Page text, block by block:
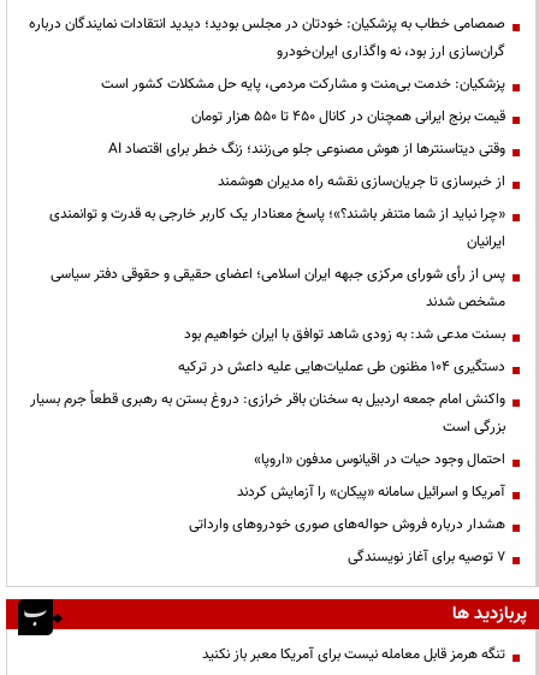
صمصامی خطاب به پزشکیان: خودتان در مجلس بودید؛ دیدید انتقادات نمایندگان درباره
گران‌سازی ارز بود، نه واگذاری ایران‌خودرو
پزشکیان: خدمت بی‌منت و مشارکت مردمی، پایه حل مشکلات کشور است
قیمت‌ برنج ایرانی همچنان در کانال ۴۵۰ تا ۵۵۰ هزار تومان
وقتی دیتاسنترها از هوش مصنوعی جلو می‌زنند؛ زنگ خطر برای اقتصاد AI
از خبرسازی تا جریان‌سازی نقشه راه مدیران هوشمند
«چرا نباید از شما متنفر باشند؟»؛ پاسخ معنادار یک کاربر خارجی به قدرت و توانمندی
ایرانیان
پس از رأی شورای مرکزی جبهه ایران اسلامی؛ اعضای حقیقی و حقوقی دفتر سیاسی
مشخص شدند
بسنت مدعی شد: به زودی شاهد توافق با ایران خواهیم بود
دستگیری ۱۰۴ مظنون طی عملیات‌هایی علیه داعش در ترکیه
واکنش امام جمعه اردبیل به سخنان باقر خرازی: دروغ بستن به رهبری قطعاً جرم بسیار
بزرگی است
احتمال وجود حیات در اقیانوس مدفون «اروپا»
آمریکا و اسرائیل سامانه «پیکان» را آزمایش کردند
هشدار درباره فروش حواله‌های صوری خودروهای وارداتی
۷ توصیه برای آغاز نویسندگی
پربازدید ها
تنگه هرمز قابل معامله نیست برای آمریکا معبر باز نکنید